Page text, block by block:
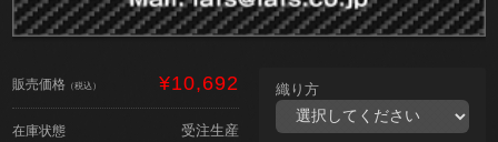
販売価格 （税込） ¥10,692
在庫状態 受注生産
織り方